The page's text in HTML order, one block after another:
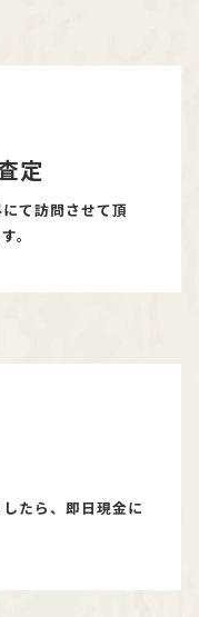
定
て訪問させて頂
。
たら、即日現金に